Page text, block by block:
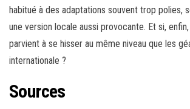
habitué à des adaptations souvent trop polies,
une version locale aussi provocante. Et si,
parvient à se hisser au même niveau que les
internationale ?
Sources